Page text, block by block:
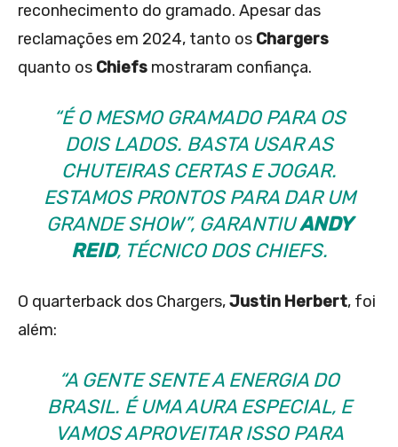
reconhecimento do gramado. Apesar das
reclamações em 2024, tanto os Chargers
quanto os Chiefs mostraram confiança.
“É O MESMO GRAMADO PARA OS
DOIS LADOS. BASTA USAR AS
CHUTEIRAS CERTAS E JOGAR.
ESTAMOS PRONTOS PARA DAR UM
GRANDE SHOW”, GARANTIUANDY
REID, TÉCNICO DOS CHIEFS.
O quarterback dos Chargers,Justin Herbert, foi
além:
“A GENTE SENTE A ENERGIA DO
BRASIL. É UMA AURA ESPECIAL, E
VAMOS APROVEITAR ISSO PARA